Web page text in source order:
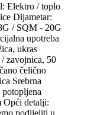
Elektro / toplo
Dijametar:
/ SQM - 20G
upotreba
ukras
zavojnica, 50
čelično
Srebrna
Opći detalji:
podijeliti u